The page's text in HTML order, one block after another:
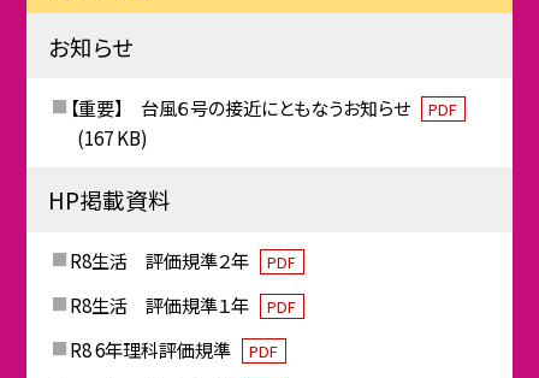
お知らせ
【重要】 台風６号の接近にともなうお知らせ PDF
(167 KB)
HP掲載資料
R8生活 評価規準２年 PDF
R8生活 評価規準１年 PDF
R8 6年理科評価規準 PDF